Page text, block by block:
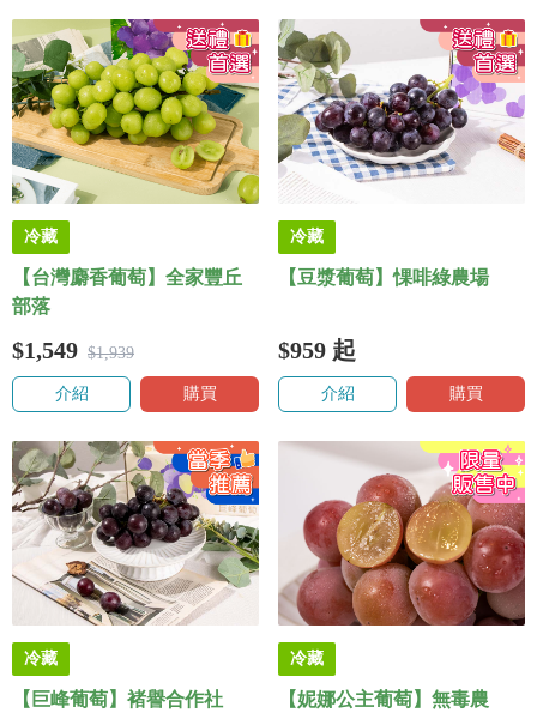
冷藏
【台灣麝香葡萄】全家豐丘
部落
$1,549 $1,939
介紹 購買
冷藏
【豆漿葡萄】惈啡綠農場
$959 起
介紹 購買
冷藏
【巨峰葡萄】褚譽合作社
冷藏
【妮娜公主葡萄】無毒農